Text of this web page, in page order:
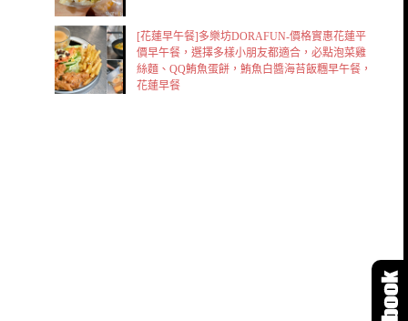
[花蓮早午餐]多樂坊DORAFUN-價格實惠花蓮平
價早午餐，選擇多樣小朋友都適合，必點泡菜雞
絲麵、QQ鮪魚蛋餅，鮪魚白醬海苔飯糰早午餐，
花蓮早餐